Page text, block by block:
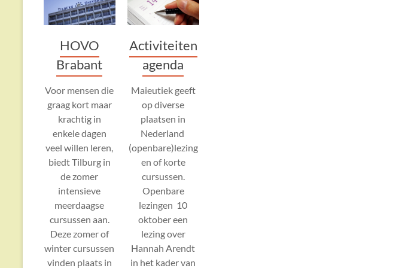
HOVO
Brabant
Voor mensen die
graag kort maar
krachtig in
enkele dagen
veel willen leren,
biedt Tilburg in
de zomer
intensieve
meerdaagse
cursussen aan.
Deze zomer of
winter cursussen
vinden plaats in
Activiteiten
agenda
Maieutiek geeft
op diverse
plaatsen in
Nederland
(openbare)lezing
en of korte
cursussen.
Openbare
lezingen 10
oktober een
lezing over
Hannah Arendt
in het kader van